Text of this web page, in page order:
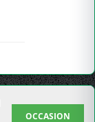
OCCASION